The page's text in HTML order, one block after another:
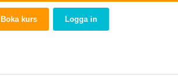
Boka kurs Logga in